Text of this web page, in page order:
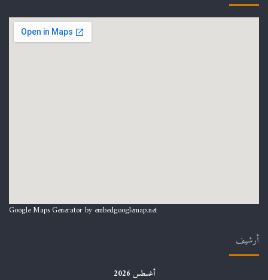
Google Maps Generator by embedgooglemap.net
أرشيف
أغسطس 2026